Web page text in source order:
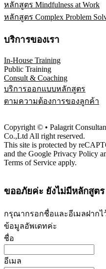
หลักสูตร Mindfulness at Work
หลักสูตร Complex Problem
บริการของเรา
In-House Training
Public Training
Consult & Coaching
บริการออกแบบหลักสูตร
ตามความต้องการของลูกค้า
Copyright © • Palagrit
Co.,Ltd All right reserved.
This site is protected by
and the Google Privacy Policy
Terms of Service apply.
ขออภัยค่ะ ยังไม่มีหลักสูต
กรุณากรอกชื่อและอีเมลฝากไ
ข้อมูลอัพเดทค่ะ
ชื่อ
อีเมล